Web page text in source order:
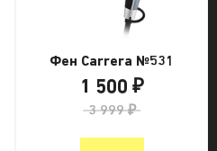
Фен Carrera №531
1 500 ₽
3 999 ₽